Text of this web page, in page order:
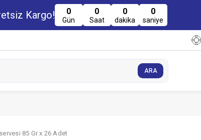
Kargo! 0
Gün
0
Saat
0
dakika
0
saniye
85 Gr x 26 Adet